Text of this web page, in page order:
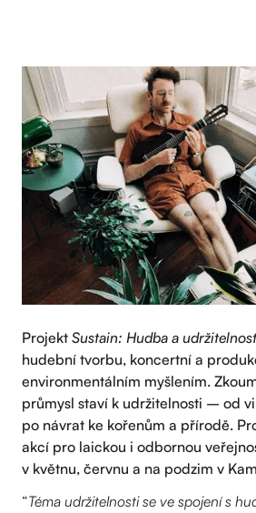
Projekt Sustain: Hudba a udržitelnost
hudební tvorbu, koncertní a
environmentálním myšlením.
průmysl staví k udržitelnosti – od
po návrat ke kořenům a přírodě.
akcí pro laickou i odbornou
v květnu, červnu a na podzim v
“Téma udržitelnosti se ve spojení s